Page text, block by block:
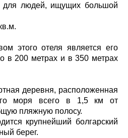
для людей, ищущих большой
этого отеля является его
в 200 метрах и в 350 метрах
деревня, расположенная
моря всего в 1,5 км от
пляжную полосу.
крупнейший болгарский
берег.